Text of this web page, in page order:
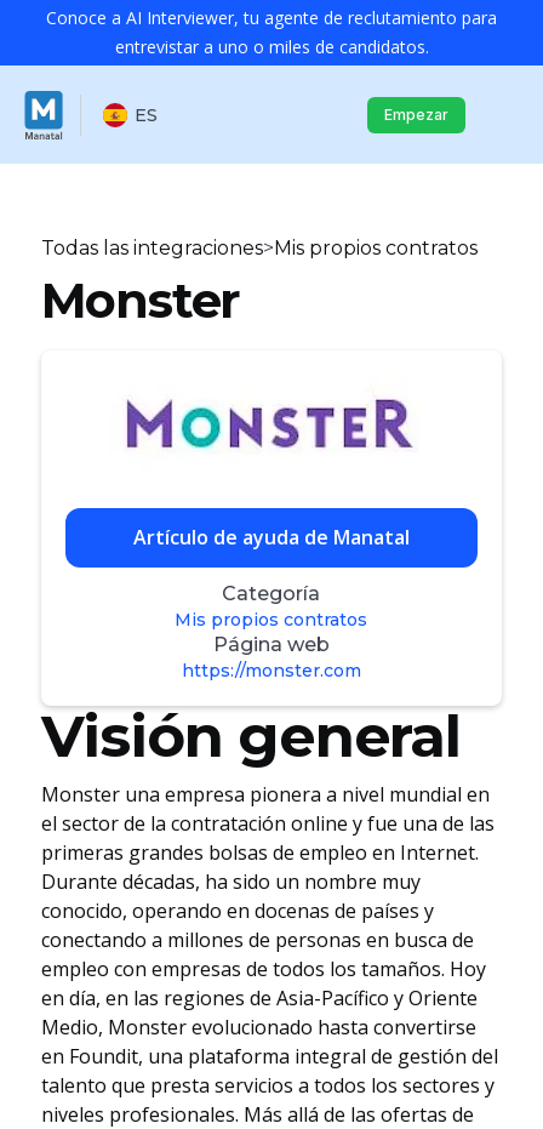
Conoce a AI Interviewer, tu agente de reclutamiento para
entrevistar a uno o miles de candidatos.
ES Empezar
Todas las integraciones>Mis propios contratos
Monster
Artículo de ayuda de Manatal
Categoría
Mis propios contratos
Página web
https://monster.com
Visión general
Monster una empresa pionera a nivel mundial en
el sector de la contratación online y fue una de las
primeras grandes bolsas de empleo en Internet.
Durante décadas, ha sido un nombre muy
conocido, operando en docenas de países y
conectando a millones de personas en busca de
empleo con empresas de todos los tamaños. Hoy
en día, en las regiones de Asia-Pacífico y Oriente
Medio, Monster evolucionado hasta convertirse
en Foundit, una plataforma integral de gestión del
talento que presta servicios a todos los sectores y
niveles profesionales. Más allá de las ofertas de